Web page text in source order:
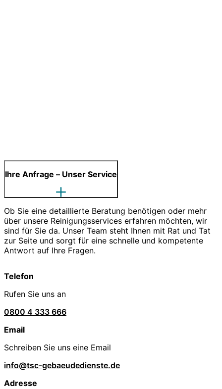
Ihre Anfrage – Unser Service
Ob Sie eine detaillierte Beratung benötigen oder mehr
über unsere Reinigungsservices erfahren möchten, wir
sind für Sie da. Unser Team steht Ihnen mit Rat und Tat
zur Seite und sorgt für eine schnelle und kompetente
Antwort auf Ihre Fragen.
Telefon
Rufen Sie uns an
0800 4 333 666
Email
Schreiben Sie uns eine Email
info@tsc-gebaeudedienste.de
Adresse